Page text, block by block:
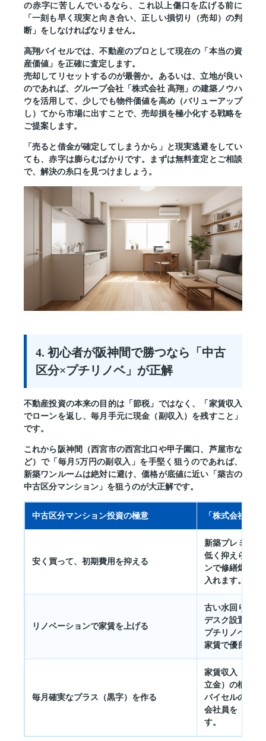
の赤字に苦しんでいるなら、これ以上傷口を広げる前に
「一刻も早く現実と向き合い、正しい損切り（売却）の判
断」 をしなければなりません。
高翔バイセルでは、不動産のプロとして現在の「本当の資
産価値」を正確に査定します。
売却してリセットするのが最善か。あるいは、立地が良い
のであれば、グループ会社「株式会社 高翔」の建築ノウハ
ウを活用して、少しでも物件価値を高め（バリューアップ
し）てから市場に出すことで、売却損を極小化する戦略を
ご提案します。
「売ると借金が確定してしまうから」と現実逃避をしてい
ても、赤字は膨らむばかりです。まずは無料査定とご相談
で、解決の糸口を見つけましょう。
4. 初心者が阪神間で勝つなら「中古
区分×プチリノベ」が正解
不動産投資の本来の目的は「節税」ではなく、
「家賃収入
でローンを返し、毎月手元に現金（副収入）を残すこと」
です。
これから阪神間（西宮市の西宮北口や甲子園口、芦屋市な
ど）で「毎月5万円の副収入」を手堅く狙うのであれば、
新築ワンルームは絶対に避け、価格が底値に近い「築古の
中古区分マンション」 を狙うのが大正解です。
中古区分マンション投資の極意 「株式会社 高
安く買って、初期費用を抑える
新築プレミアム
低く抑えられま
ンで修繕爆弾を
入れます。
リノベーションで家賃を上げる
古い水回りの交
デスク設置など
プチリノベを適
家賃で優良入居
毎月確実なプラス（黒字）を作る
家賃収入 ＞ （
立金）の構造を
バイセルのワン
会社員を「あっ
す。